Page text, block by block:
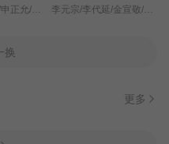
严贤京/尹仲勋/申正允/尹多英/金惠玉/鲜于在德/尹多勋/文喜京/李商淑/郑孝彬/李家豪/郑永琡/ 李元宗/李代延/金宣敬/李甫姫/朴真熙/韩振熙/李应敬/金惠仙/이정용/채빈/
换
更多